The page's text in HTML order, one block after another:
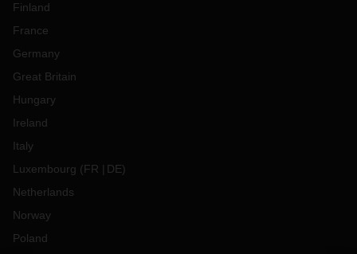
Finland
France
Germany
Great Britain
Hungary
Ireland
Italy
Luxembourg (FR DE)
Netherlands
Norway
Poland